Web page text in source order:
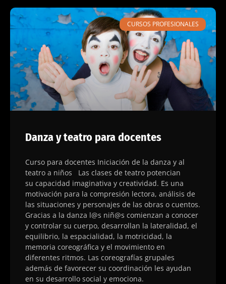
CURSOS PROFESIONALES
Danza y teatro para docentes
Curso para docentes Iniciación de la danza y al
teatro a niños Las clases de teatro potencian
su capacidad imaginativa y creatividad. Es una
motivación para la compresión lectora, análisis de
las situaciones y personajes de las obras o cuentos.
Gracias a la danza l@s niñ@s comienzan a conocer
y controlar su cuerpo, desarrollan la lateralidad, el
equilibrio, la espacialidad, la motricidad, la
memoria coreográfica y el movimiento en
diferentes ritmos. Las coreografías grupales
además de favorecer su coordinación les ayudan
en su desarrollo social y emociona.